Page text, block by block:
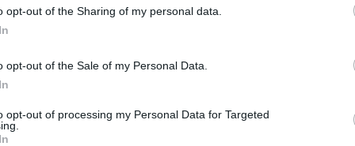
opt-out of the Sharing of my personal data.
opt-out of the Sale of my Personal Data.
opt-out of processing my Personal Data for Targeted
una «violazione» nell’ambito di un
invece positivamente, sulla base